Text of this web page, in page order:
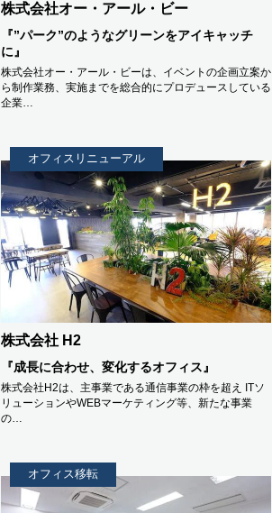
株式会社オー・アール・ビー
『”パーク”のようなグリーンをアイキャッチ
に』
株式会社オー・アール・ビーは、イベントの企画立案か
ら制作業務、実施までを総合的にプロデュースしている
企業…
オフィスリニューアル
株式会社 H2
『成長に合わせ、変化するオフィス』
株式会社H2は、主事業である通信事業の枠を超え ITソ
リューションやWEBマーケティング等、新たな事業
の…
オフィス移転